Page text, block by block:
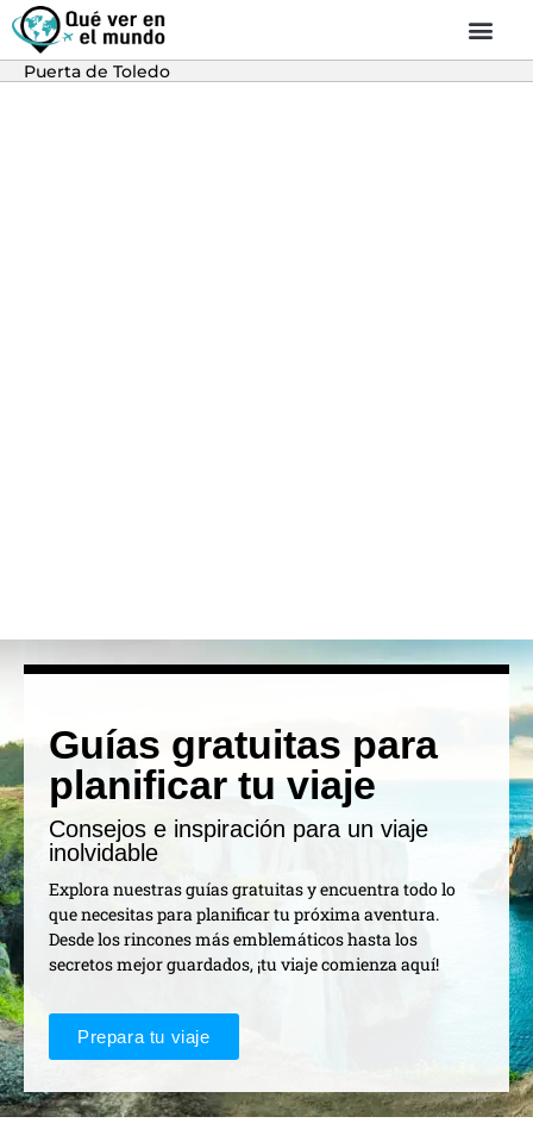
Puerta de Toledo
Guías gratuitas para
planificar tu viaje
Consejos e inspiración para un viaje
inolvidable
Explora nuestras guías gratuitas y encuentra todo lo
que necesitas para planificar tu próxima aventura.
Desde los rincones más emblemáticos hasta los
secretos mejor guardados, ¡tu viaje comienza aquí!
Prepara tu viaje